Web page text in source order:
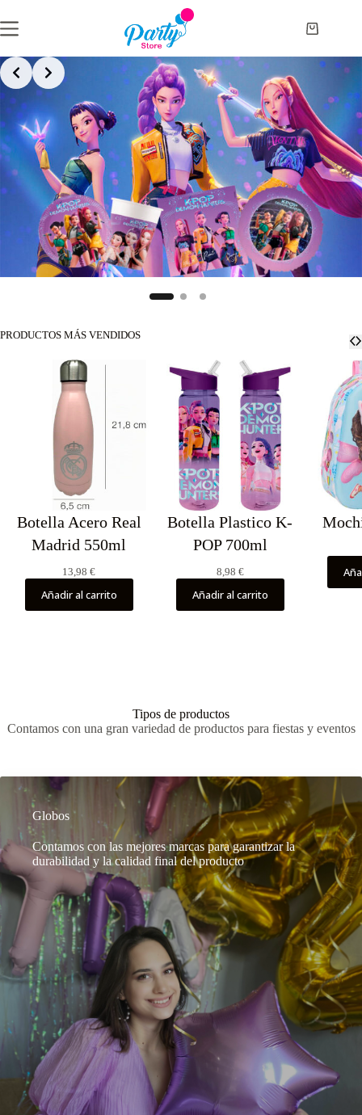
al
contenido
Carro
compra
PRODUCTOS MÁS VENDIDOS
Botella Acero Real
Madrid 550ml
13,98 €
Añadir al carrito
Botella Plastico K-
POP 700ml
8,98 €
Añadir al carrito
Tipos de productos
Contamos con una gran variedad de productos para fiestas y eventos
Globos
Contamos con las mejores marcas para garantizar la
durabilidad y la calidad final del producto